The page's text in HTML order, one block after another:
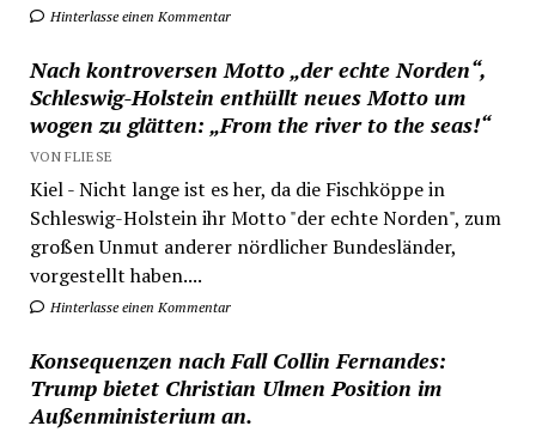
Hinterlasse einen Kommentar
Nach kontroversen Motto „der echte Norden“,
Schleswig-Holstein enthüllt neues Motto um
wogen zu glätten: „From the river to the seas!“
VON FLIESE
Kiel - Nicht lange ist es her, da die Fischköppe in
Schleswig-Holstein ihr Motto "der echte Norden", zum
großen Unmut anderer nördlicher Bundesländer,
vorgestellt haben....
Hinterlasse einen Kommentar
Konsequenzen nach Fall Collin Fernandes:
Trump bietet Christian Ulmen Position im
Außenministerium an.